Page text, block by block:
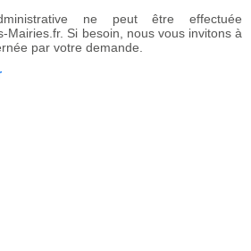
ne peut être effectuée
Mairies.fr. Si besoin, nous vous invitons à
par votre demande.